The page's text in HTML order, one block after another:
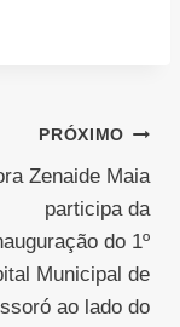
PRÓXIMO
Zenaide Maia
participa da
do 1º
Municipal de
ao lado do